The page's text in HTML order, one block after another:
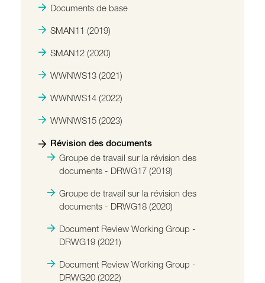
Documents de base
SMAN11 (2019)
SMAN12 (2020)
WWNWS13 (2021)
WWNWS14 (2022)
WWNWS15 (2023)
Révision des documents
Groupe de travail sur la révision des
documents - DRWG17 (2019)
Groupe de travail sur la révision des
documents - DRWG18 (2020)
Document Review Working Group -
DRWG19 (2021)
Document Review Working Group -
DRWG20 (2022)